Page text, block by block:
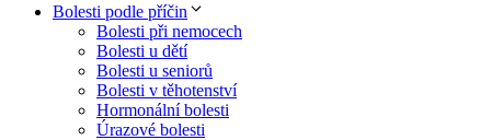
Bolesti podle příčin
Bolesti při nemocech
Bolesti u dětí
Bolesti u seniorů
Bolesti v těhotenství
Hormonální bolesti
Úrazové bolesti